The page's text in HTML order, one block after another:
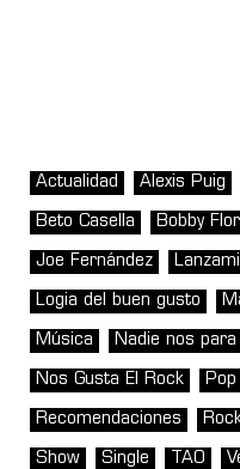
Actualidad Alexis Puig
Beto Casella Bobby
Joe Fernández
Logia del buen gusto
Música Nadie nos para
Nos Gusta El Rock Pop
Recomendaciones
Show Single TAO